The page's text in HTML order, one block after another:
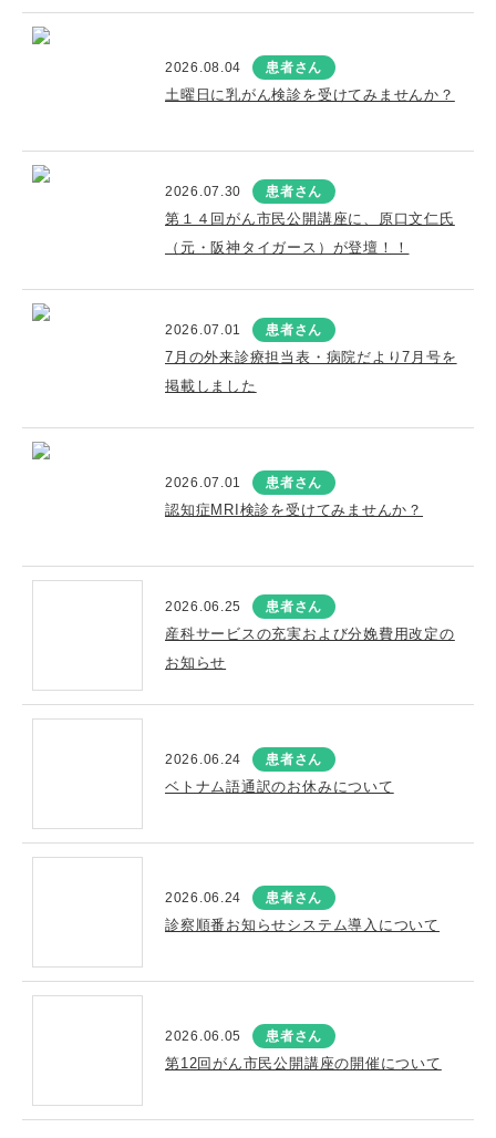
2026.08.04 患者さん
土曜日に乳がん検診を受けてみませんか？
2026.07.30 患者さん
第１４回がん市民公開講座に、原口文仁氏
（元・阪神タイガース）が登壇！！
2026.07.01 患者さん
7月の外来診療担当表・病院だより7月号を
掲載しました
2026.07.01 患者さん
認知症MRI検診を受けてみませんか？
2026.06.25 患者さん
産科サービスの充実および分娩費用改定の
お知らせ
2026.06.24 患者さん
ベトナム語通訳のお休みについて
2026.06.24 患者さん
診察順番お知らせシステム導入について
2026.06.05 患者さん
第12回がん市民公開講座の開催について